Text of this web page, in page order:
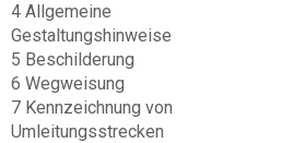
4 Allgemeine
Gestaltungshinweise
5 Beschilderung
6 Wegweisung
7 Kennzeichnung von
Umleitungsstrecken